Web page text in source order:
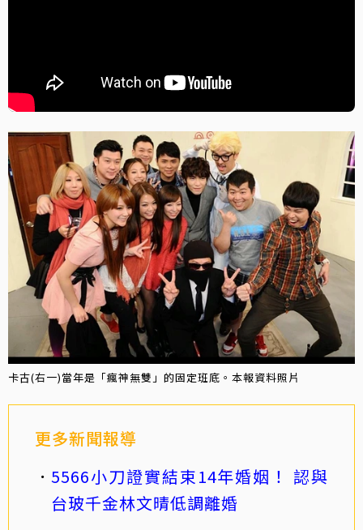
卡古(右一)當年是「瘋神無雙」的固定班底。本報資料照片
更多新聞報導
5566小刀證實結束14年婚姻！ 認與
台玻千金林文晴低調離婚